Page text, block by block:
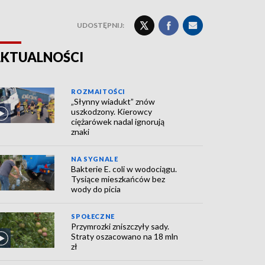
UDOSTĘPNIJ:
ROZMAITOŚCI
„Słynny wiadukt” znów
uszkodzony. Kierowcy
ciężarówek nadal ignorują
znaki
NA SYGNALE
Bakterie E. coli w wodociągu.
Tysiące mieszkańców bez
wody do picia
SPOŁECZNE
Przymrozki zniszczyły sady.
Straty oszacowano na 18 mln
zł